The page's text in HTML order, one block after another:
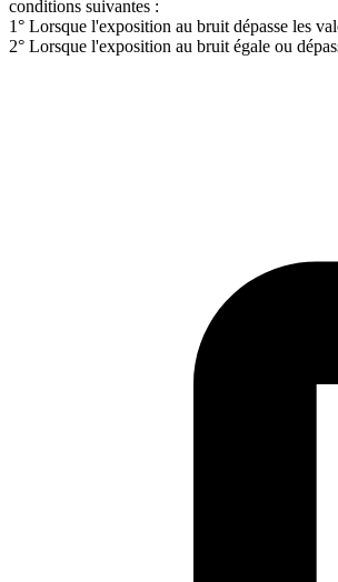
conditions suivantes :
1° Lorsque l'exposition au bruit dépasse les
2° Lorsque l'exposition au bruit égale ou